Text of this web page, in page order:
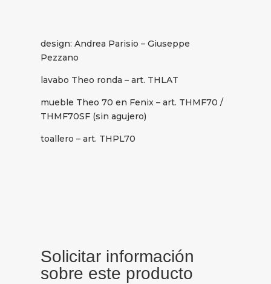
design: Andrea Parisio – Giuseppe
Pezzano
lavabo Theo ronda – art. THLAT
mueble Theo 70 en Fenix – art. THMF70 /
THMF70SF (sin agujero)
toallero – art. THPL70
Solicitar información
sobre este producto